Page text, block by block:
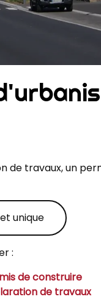
de travaux, un
unique
:
de construire
de travaux